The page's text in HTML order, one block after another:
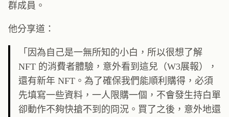
群成員。
他分享道：
「因為自己是一無所知的小白，所以很想了解
NFT 的消費者體驗，意外看到這兒（W3展報），
還有新年 NFT。為了確保我們能順利購得，必須
先填寫一些資料，一人限購一個，不會發生持白單
卻動作不夠快搶不到的冏況。買了之後，意外地還